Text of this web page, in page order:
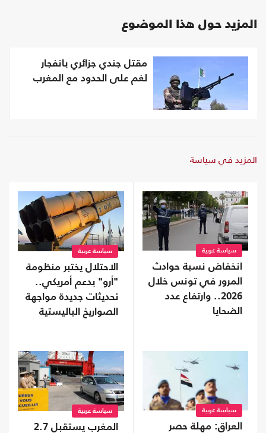
المزيد حول هذا الموضوع
مقتل جندي جزائري بانفجار
لغم على الحدود مع المغرب
المزيد في سياسة
سياسة عربية
انخفاض نسبة حوادث
المرور في تونس خلال
2026.. وارتفاع عدد
الضحايا
سياسة عربية
الاحتلال يختبر منظومة
"أرو" بدعم أمريكي..
تحديثات جديدة مواجهة
الصواريخ الباليستية
سياسة عربية
العراق: مهلة حصر
سياسة عربية
المغرب يستقبل 2.7